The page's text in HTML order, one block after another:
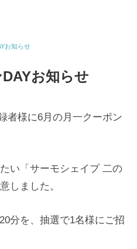
お知らせ
お知らせ
者様に6月の月一クーポン
い「サーモシェイプ 二の
しました。
分を、抽選で1名様にご招